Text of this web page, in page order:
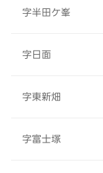
字半田ケ峯
字日面
字東新畑
字富士塚